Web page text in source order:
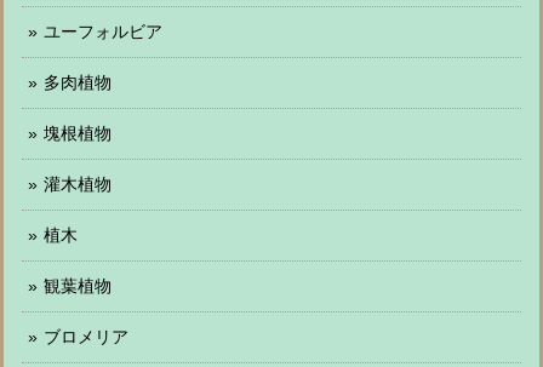
ユーフォルビア
多肉植物
塊根植物
灌木植物
植木
観葉植物
ブロメリア